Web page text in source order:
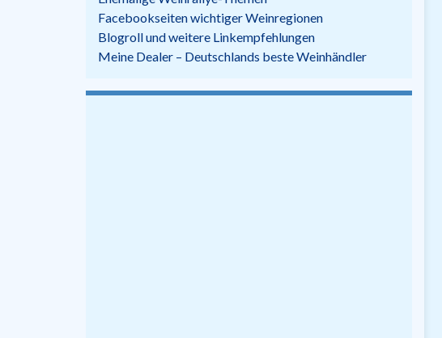
Facebookseiten wichtiger Weinregionen
Blogroll und weitere Linkempfehlungen
Meine Dealer – Deutschlands beste Weinhändler